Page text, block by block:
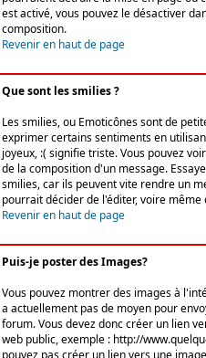
est activé, vous pouvez le désactiver
composition.
Revenir en haut de page
Que sont les smilies ?
Les smilies, ou Emoticônes sont de
exprimer certains sentiments en
joyeux, :( signifie triste. Vous pouvez
de la composition d'un message.
smilies, car ils peuvent vite rendre un
pourrait décider de l'éditer, voire
Revenir en haut de page
Puis-je poster des Images?
Vous pouvez montrer des images à
a actuellement pas de moyen pour
forum. Vous devez donc créer un lien
web public, exemple : http://
pouvez pas créer un lien vers une